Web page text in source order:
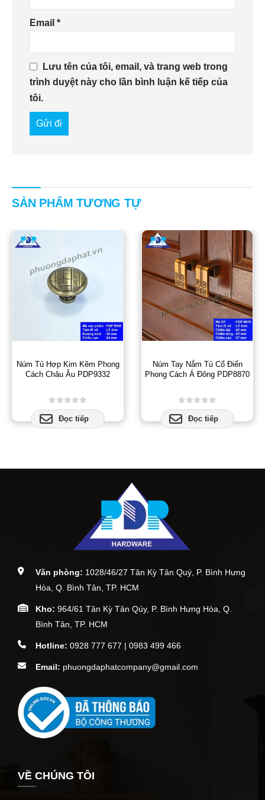
Email *
Lưu tên của tôi, email, và trang web trong
trình duyệt này cho lần bình luận kế tiếp của
tôi.
SẢN PHẨM TƯƠNG TỰ
Núm Tủ Hợp Kim Kẽm Phong
Cách Châu Âu PDP9332
0out of 5
Đọc tiếp
Núm Tay Nắm Tủ Cổ Điển
Phong Cách Á Đông PDP8870
0out of 5
Đọc tiếp
Văn phòng: 1028/46/27 Tân Kỳ Tân Quý, P. Bình Hưng
Hòa, Q. Bình Tân, TP. HCM
Kho: 964/61 Tân Kỳ Tân Qúy, P. Bình Hưng Hòa, Q.
Bình Tân, TP. HCM
Hotline: 0928 777 677 | 0983 499 466
Email: phuongdaphatcompany@gmail.com
VỀ CHÚNG TÔI